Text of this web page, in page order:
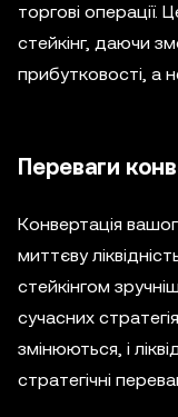
торгові операції.
стейкінг, даючи
прибутковості, а
Переваги
Конвертація
миттєву
стейкінгом
сучасних
змінюються, і
стратегічні